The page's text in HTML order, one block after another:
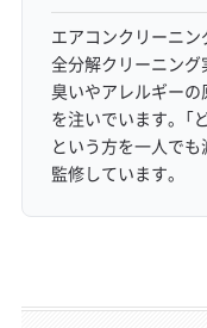
エアコンクリーニ
全分解クリーニン
臭いやアレルギー
を注いでいます。「
という方を一人で
監修しています。